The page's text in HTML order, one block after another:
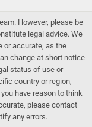
However, please be
legal advice. We
or accurate, as the
change at short notice
status of use or
country or region,
have reason to think
please contact
any errors.